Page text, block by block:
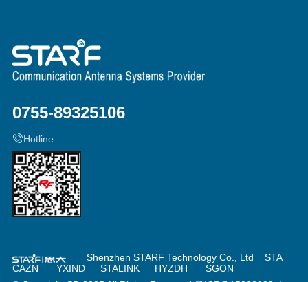
0755-89325106
Hotline
Shenzhen STARF Technology Co., LtdSTA
CAZN
YXIND STALINK HYZDH
SGON